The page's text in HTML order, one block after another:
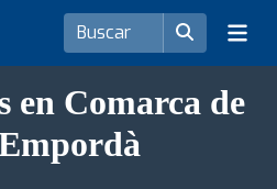
en Comarca de